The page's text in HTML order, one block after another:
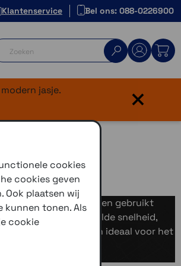
Klantenservice Bel ons: 088-0226900
jasje.
×
en kunnen worden gebruikt
snelheid, gemiddelde snelheid,
hartslagmeting zijn ideaal voor het
cookies
cookies geven
Ook plaatsen wij
kunnen tonen. Als
cookie